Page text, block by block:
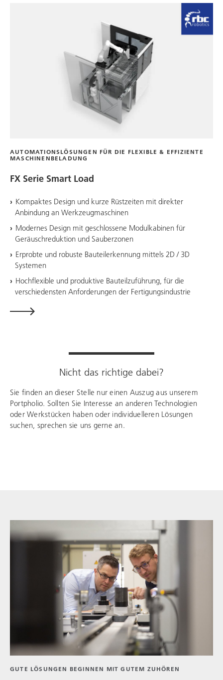
AUTOMATIONSLÖSUNGEN FÜR DIE FLEXIBLE & EFFIZIENTE
MASCHINENBELADUNG
FX Serie Smart Load
Kompaktes Design und kurze Rüstzeiten mit direkter
Anbindung an Werkzeugmaschinen
Modernes Design mit geschlossene Modulkabinen für
Geräuschreduktion und Sauberzonen
Erprobte und robuste Bauteilerkennung mittels 2D / 3D
Systemen
Hochflexible und produktive Bauteilzuführung, für die
verschiedensten Anforderungen der Fertigungsindustrie
Nicht das richtige dabei?
Sie finden an dieser Stelle nur einen Auszug aus unserem
Portpholio. Sollten Sie Interesse an anderen Technologien
oder Werkstücken haben oder individuelleren Lösungen
suchen, sprechen sie uns gerne an.
GUTE LÖSUNGEN BEGINNEN MIT GUTEM ZUHÖREN